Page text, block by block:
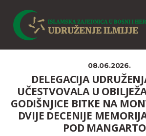
08.06.2026.
DELEGACIJA
UČESTVOVALA U
GODIŠNJICE BITKE NA
DVIJE DECENIJE
POD